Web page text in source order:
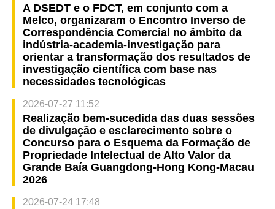
A DSEDT e o FDCT, em conjunto com a
Melco, organizaram o Encontro Inverso de
Correspondência Comercial no âmbito da
indústria-academia-investigação para
orientar a transformação dos resultados de
investigação científica com base nas
necessidades tecnológicas
2026-07-27 11:52
Realização bem-sucedida das duas sessões
de divulgação e esclarecimento sobre o
Concurso para o Esquema da Formação de
Propriedade Intelectual de Alto Valor da
Grande Baía Guangdong-Hong Kong-Macau
2026
2026-07-24 17:48